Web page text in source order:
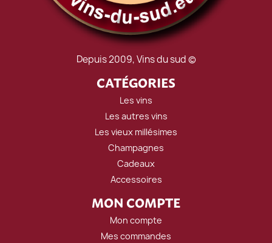
Depuis 2009, Vins du sud ©
CATÉGORIES
Les vins
Les autres vins
Les vieux millésimes
Champagnes
Cadeaux
Accessoires
MON COMPTE
Mon compte
Mes commandes